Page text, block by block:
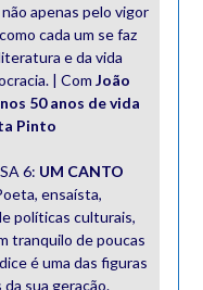
apenas pelo vigor
cada um se faz
e da vida
| Com João
50 anos de vida
Pinto
6: UM CANTO
ensaísta,
políticas culturais,
tranquilo de poucas
é uma das figuras
sua geração.